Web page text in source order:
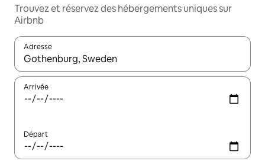
Trouvez et réservez des hébergements uniques sur
Airbnb
Adresse
Lorsque les résultats s'affichent, utilisez les flèches vers le
Arrivée
Départ